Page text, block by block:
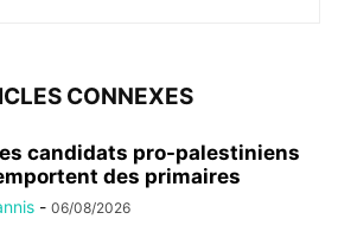
CONNEXES
candidats pro-palestiniens
des primaires
- 06/08/2026